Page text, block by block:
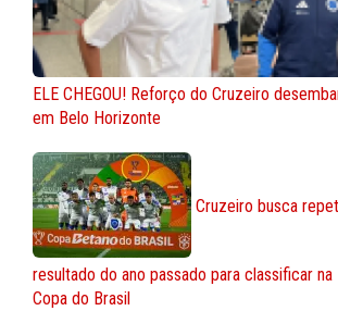
ELE CHEGOU! Reforço do Cruzeiro
em Belo Horizonte
Cruzeiro busca
resultado do ano passado para classificar na
Copa do Brasil